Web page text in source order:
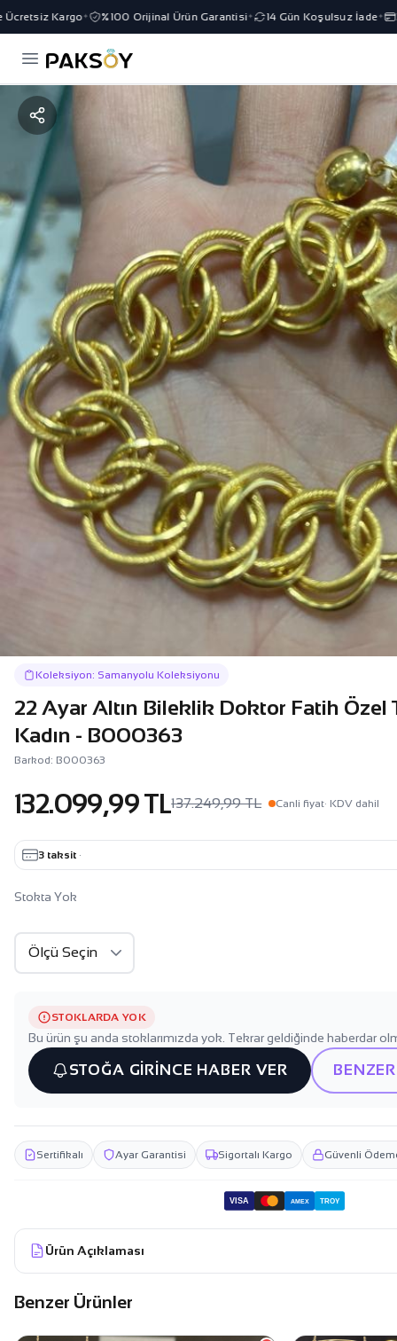
Kargo✦ %100 Orijinal Ürün Garantisi✦ 14 Gün Koşulsuz İade✦ 3
Koleksiyon: Samanyolu Koleksiyonu
22 Ayar Altın Bileklik Doktor Fatih Özel
Kadın - B000363
Barkod: B000363
132.099,99 TL137.249,99 TL Canli fiyat· KDV dahil
3 taksit ·
Stokta Yok
STOKLARDA YOK
Bu ürün şu anda stoklarımızda yok. Tekrar geldiğinde haberdar
STOĞA GİRİNCE HABER VER
Sertifikalı Ayar Garantisi Sigortalı Kargo Güvenli
VISA AMEX TROY
Ürün Açıklaması
Benzer Ürünler